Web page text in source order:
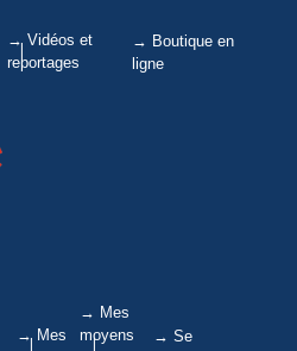
→ Vidéos et
reportages
→ Boutique en
ligne
→ Mes
→ Mes
moyens
→ Se